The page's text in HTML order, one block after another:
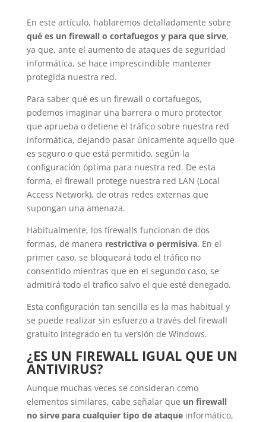
En este artículo, hablaremos detalladamente sobre
qué es un firewall o cortafuegos y para que sirve,
ya que, ante el aumento de ataques de seguridad
informática, se hace imprescindible mantener
protegida nuestra red.
Para saber qué es un firewall o cortafuegos,
podemos imaginar una barrera o muro protector
que aprueba o detiene el tráfico sobre nuestra red
informática, dejando pasar únicamente aquello que
es seguro o que está permitido, según la
configuración óptima para nuestra red. De esta
forma, el firewall protege nuestra red LAN (Local
Access Network), de otras redes externas que
supongan una amenaza.
Habitualmente, los firewalls funcionan de dos
formas, de manera restrictiva o permisiva. En el
primer caso, se bloqueará todo el tráfico no
consentido mientras que en el segundo caso, se
admitirá todo el trafico salvo el que esté denegado.
Esta configuración tan sencilla es la mas habitual y
se puede realizar sin esfuerzo a través del firewall
gratuito integrado en tu versión de Windows.
¿ES UN FIREWALL IGUAL QUE UN
ANTIVIRUS?
Aunque muchas veces se consideran como
elementos similares, cabe señalar que un firewall
no sirve para cualquier tipo de ataqueinformático,